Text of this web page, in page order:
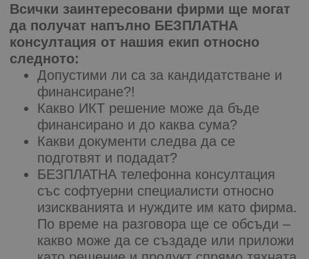
Всички заинтересовани фирми ще могат
да получат напълно БЕЗПЛАТНА
консултация от нашия екип относно
следното:
Допустими ли са за кандидатстване и
финансиране?!
Какво ИКТ решение може да бъде
финансирано и до каква сума?
Какви документи следва да се
подготвят и подадат?
БЕЗПЛАТНА телефонна консултация
със софтуерни специалисти относно
изискванията и нуждите им като фирма.
По време на разговора ще се обсъди –
какво може да се създаде или приложи